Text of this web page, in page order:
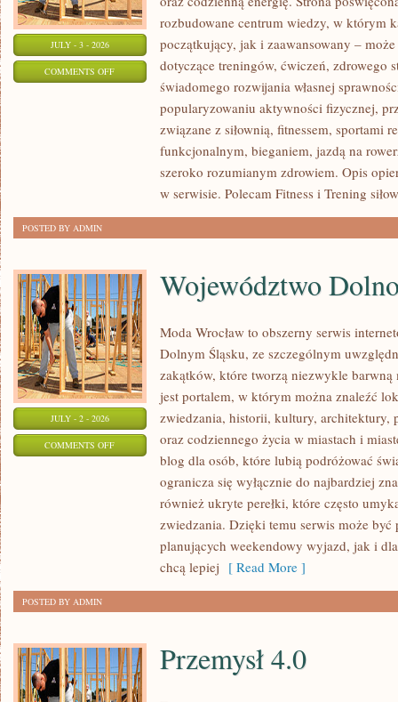
JULY - 3 - 2026
COMMENTS OFFON
WYTRZYMAŁOŚĆ
rozbudowane centrum wiedzy, w którym
początkujący, jak i zaawansowany –
dotyczące treningów, ćwiczeń, zdrowego
świadomego rozwijania własnej
popularyzowaniu aktywności fizycznej,
związane z siłownią, fitnessem, sportami
funkcjonalnym, bieganiem, jazdą na
szeroko rozumianym zdrowiem. Opis
w serwisie. Polecam Fitness i Trening
POSTED BY ADMIN
JULY - 2 - 2026
COMMENTS OFFON
WOJEWÓDZTWO
DOLNOŚLĄSKIE
Województwo
Moda Wrocław to obszerny serwis
Dolnym Śląsku, ze szczególnym
zakątków, które tworzą niezwykle barwną
jest portalem, w którym można znaleźć
zwiedzania, historii, kultury, architektury,
oraz codziennego życia w miastach i
blog dla osób, które lubią podróżować
ogranicza się wyłącznie do najbardziej
również ukryte perełki, które często
zwiedzania. Dzięki temu serwis może
planujących weekendowy wyjazd, jak i
chcą lepiej [ Read More ]
POSTED BY ADMIN
Przemysł 4.0